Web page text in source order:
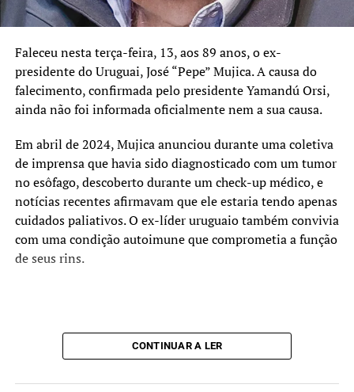
Faleceu nesta terça-feira, 13, aos 89 anos, o ex-
presidente do Uruguai, José “Pepe” Mujica. A causa do
falecimento, confirmada pelo presidente Yamandú Orsi,
ainda não foi informada oficialmente nem a sua causa.
Em abril de 2024, Mujica anunciou durante uma coletiva
de imprensa que havia sido diagnosticado com um tumor
no esôfago, descoberto durante um check-up médico, e
notícias recentes afirmavam que ele estaria tendo apenas
cuidados paliativos. O ex-líder uruguaio também convivia
com uma condição autoimune que comprometia a função
de seus rins.
CONTINUAR A LER